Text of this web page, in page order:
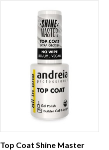
Top Coat Shine Master